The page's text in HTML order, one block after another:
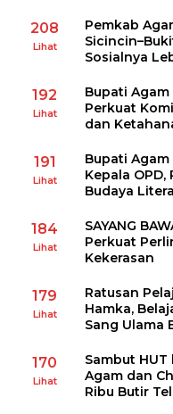
208
Lihat
Pemkab
Sosialnya
192
Lihat
Bupati
Perkuat
dan
191
Lihat
Bupati
Kepala
Budaya
184
Lihat
SAYANG
Perkuat
Kekerasan
179
Lihat
Ratusan
Hamka,
Sang Ulama
170
Lihat
Sambut
Agam dan
Ribu Butir